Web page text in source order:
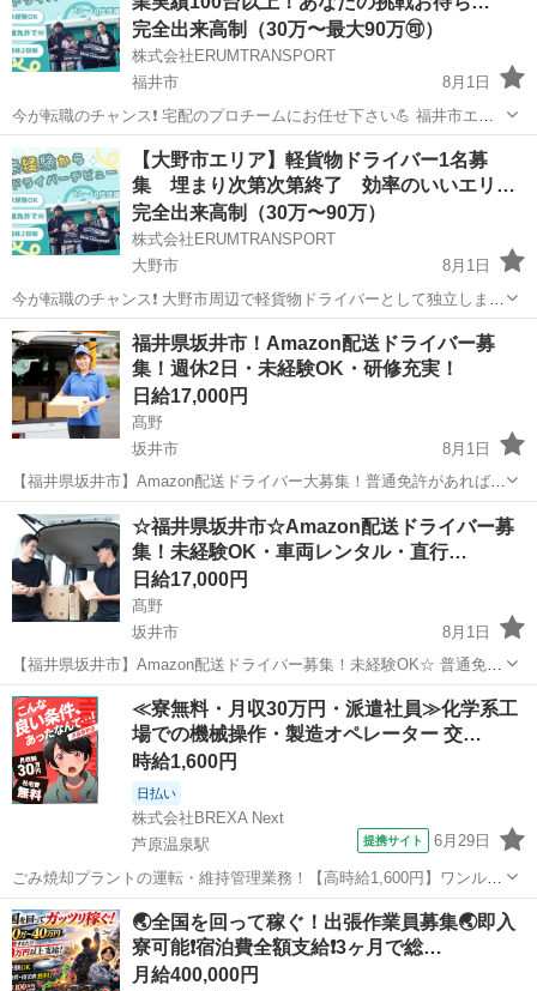
ごみ焼却プラントの運転・...
完全出来高制（30万〜最大90万🉑）
株式会社ERUMTRANSPORT
福井市
8月1日
今が転職のチャンス❗️ 宅配のプロチームにお任せ下さい💪 福井市エリ
アで軽貨物ドライバー募集中！ （他地域、他県でもご要望に合わせて
ご提案させて頂きます） 大手運送会社との提携により安定的な売上が
見込めます お友達と一緒に開...
福井市 ドライバー 貨物
【大野市エリア】軽貨物ドライバー1名募
集 埋まり次第次第終了 効率のいいエリ
ア…
完全出来高制（30万〜90万）
株式会社ERUMTRANSPORT
大野市
8月1日
今が転職のチャンス❗️ 大野市周辺で軽貨物ドライバーとして独立しませ
んか？ 転職から開業までサポート致します （他地域、他県でもご要望
に合わせてご提案させて頂きます） 大手運送会社との提携により安定
的な売上が見込めます お友...
福井 大野市 ドライバー
福井県坂井市！Amazon配送ドライバー募
集！週休2日・未経験OK・研修充実！
日給17,000円
髙野
坂井市
8月1日
【福井県坂井市】Amazon配送ドライバー大募集！普通免許があれば
OK！未経験・年齢・性別・学歴・職歴一切不問！☆充実の研修制度＆
横乗り研修で安心スタート♪プライベートも充実！週休2日制で希望月
収も相談可能！直行直帰OK！荷...
福井 坂井市 ドライバー Amazon
☆福井県坂井市☆Amazon配送ドライバー募
集！未経験OK・車両レンタル・直行…
日給17,000円
髙野
坂井市
8月1日
【福井県坂井市】Amazon配送ドライバー募集！未経験OK☆ 普通免許
があれば始められる！【軽作業】で【プライベートも充実】♪ 大手企
業との取引で【安定した仕事量】を確保！ポスト投函から個人宅への
配達まで、様々な荷物を扱...
福井 坂井市 ドライバー Amazon
≪寮無料・月収30万円・派遣社員≫化学系工
場での機械操作・製造オペレーター 交…
時給1,600円
日払い
株式会社BREXA Next
芦原温泉駅
提携サイト 6月29日
ごみ焼却プラントの運転・維持管理業務！【高時給1,600円】ワンルー
ム寮完備★マイカー通勤OK＆工場敷地内に無料駐車場あり◎日払いあ
り！自社正社員登用あり！《福井県あわら市》 人気の工場のお仕事 ◇
ごみ焼却プラントの運転・...
福井 あわら市 芦原温泉駅 その他
🌏全国を回って稼ぐ！出張作業員募集🌏即入
寮可能❗️宿泊費全額支給❗️3ヶ月で総…
月給400,000円